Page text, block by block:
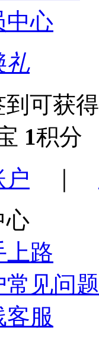
中心
礼
到可获得
1积分
户
心
上路
常见问题
客服